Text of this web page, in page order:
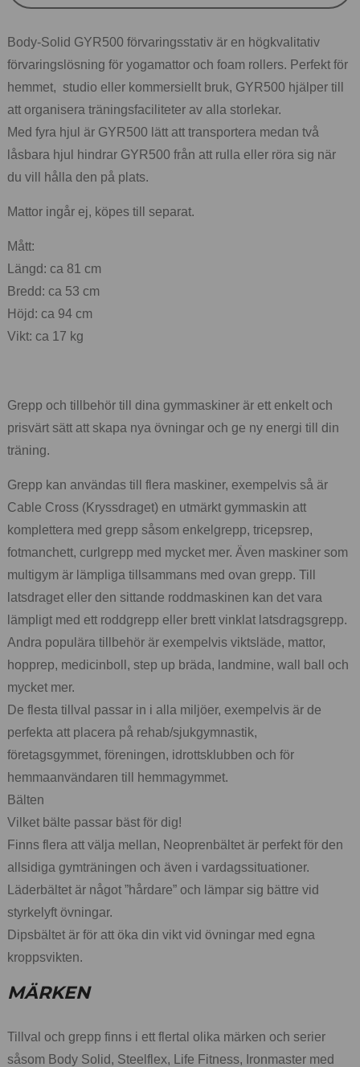
Body-Solid GYR500 förvaringsstativ är en högkvalitativ
förvaringslösning för yogamattor och foam rollers. Perfekt för
hemmet, studio eller kommersiellt bruk, GYR500 hjälper till
att organisera träningsfaciliteter av alla storlekar.
Med fyra hjul är GYR500 lätt att transportera medan två
låsbara hjul hindrar GYR500 från att rulla eller röra sig när
du vill hålla den på plats.
Mattor ingår ej, köpes till separat.
Mått:
Längd: ca 81 cm
Bredd: ca 53 cm
Höjd: ca 94 cm
Vikt: ca 17 kg
Grepp och tillbehör till dina gymmaskiner är ett enkelt och
prisvärt sätt att skapa nya övningar och ge ny energi till din
träning.
Grepp kan användas till flera maskiner, exempelvis så är
Cable Cross (Kryssdraget) en utmärkt gymmaskin att
komplettera med grepp såsom enkelgrepp, tricepsrep,
fotmanchett, curlgrepp med mycket mer. Även maskiner som
multigym är lämpliga tillsammans med ovan grepp. Till
latsdraget eller den sittande roddmaskinen kan det vara
lämpligt med ett roddgrepp eller brett vinklat latsdragsgrepp.
Andra populära tillbehör är exempelvis viktsläde, mattor,
hopprep, medicinboll, step up bräda, landmine, wall ball och
mycket mer.
De flesta tillval passar in i alla miljöer, exempelvis är de
perfekta att placera på rehab/sjukgymnastik,
företagsgymmet, föreningen, idrottsklubben och för
hemmaanvändaren till hemmagymmet.
Bälten
Vilket bälte passar bäst för dig!
Finns flera att välja mellan, Neoprenbältet är perfekt för den
allsidiga gymträningen och även i vardagssituationer.
Läderbältet är något ”hårdare” och lämpar sig bättre vid
styrkelyft övningar.
Dipsbältet är för att öka din vikt vid övningar med egna
kroppsvikten.
MÄRKEN
Tillval och grepp finns i ett flertal olika märken och serier
såsom Body Solid, Steelflex, Life Fitness, Ironmaster med